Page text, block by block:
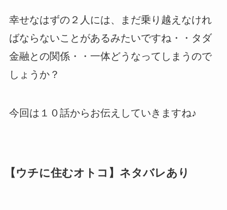
幸せなはずの２人には、まだ乗り越えなけれ
ばならないことがあるみたいですね・・タダ
金融との関係・・一体どうなってしまうので
しょうか？
今回は１０話からお伝えしていきますね♪
【ウチに住むオトコ】ネタバレあり